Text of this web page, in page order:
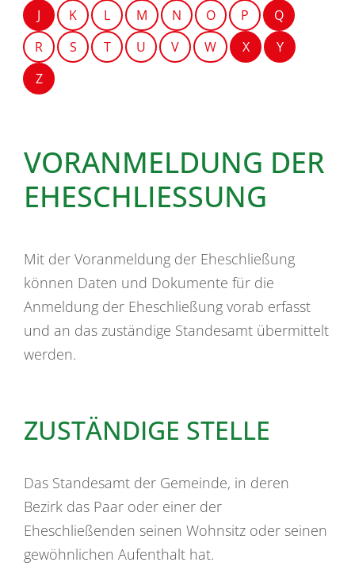
J
K L M N O P
Q
R
S T U V W X
Y
Z
VORANMELDUNG DER
EHESCHLIESSUNG
Mit der Voranmeldung der Eheschließung
können Daten und Dokumente für die
Anmeldung der Eheschließung vorab erfasst
und an das zuständige Standesamt übermittelt
werden.
ZUSTÄNDIGE STELLE
Das Standesamt der Gemeinde, in deren
Bezirk das Paar oder einer der
Eheschließenden seinen Wohnsitz oder seinen
gewöhnlichen Aufenthalt hat.